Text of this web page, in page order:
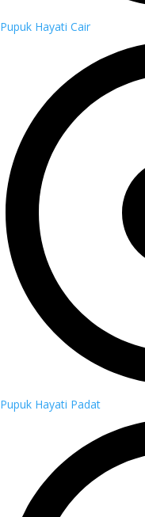
Pupuk Hayati Cair
Pupuk Hayati Padat